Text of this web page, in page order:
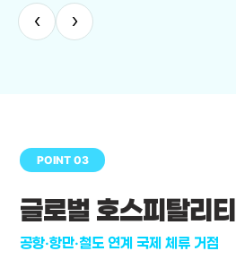
‹ ›
POINT 03
글로벌 호스피탈리티
공항·항만·철도 연계 국제 체류 거점